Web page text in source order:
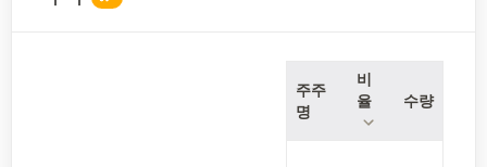
주주
명
비
율
수량